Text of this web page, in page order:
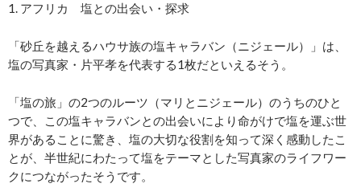
1. アフリカ 塩との出会い・探求
「砂丘を越えるハウサ族の塩キャラバン（ニジェール）」は、
塩の写真家・片平孝を代表する1枚だといえるそう。
「塩の旅」の2つのルーツ（マリとニジェール）のうちのひと
つで、この塩キャラバンとの出会いにより命がけで塩を運ぶ世
界があることに驚き、塩の大切な役割を知って深く感動したこ
とが、半世紀にわたって塩をテーマとした写真家のライフワー
クにつながったそうです。